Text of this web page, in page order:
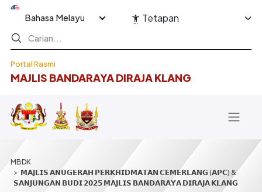
Langkau ke kandungan utama
Portal Rasmi
MAJLIS BANDARAYA DIRAJA KLANG
Select your language Tetapan
Breadcrumb
𝗠𝗔𝗝𝗟𝗜𝗦 𝗔𝗡𝗨𝗚𝗘𝗥𝗔𝗛 𝗣𝗘𝗥𝗞𝗛𝗜𝗗𝗠𝗔𝗧𝗔𝗡 𝗖𝗘𝗠𝗘𝗥𝗟𝗔𝗡𝗚 (𝗔𝗣𝗖) &
𝗦𝗔𝗡𝗝𝗨𝗡𝗚𝗔𝗡 𝗕𝗨𝗗𝗜 𝟮𝟬𝟮𝟱 𝗠𝗔𝗝𝗟𝗜𝗦 𝗕𝗔𝗡𝗗𝗔𝗥𝗔𝗬𝗔 𝗗𝗜𝗥𝗔𝗝𝗔 𝗞𝗟𝗔𝗡𝗚